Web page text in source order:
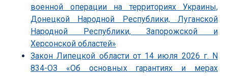
военной операции на территориях Украины,
Донецкой Народной Республики, Луганской
Народной Республики, Запорожской и
Херсонской областей»
Закон Липецкой области от 14 июля 2026 г. N
834-ОЗ «Об основных гарантиях и мерах